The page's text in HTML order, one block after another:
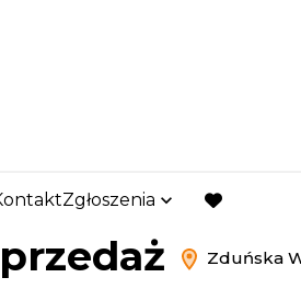
Zgłoszenia
favorite
Sprzedaż Zduńska Wola (gw)
Zduńska